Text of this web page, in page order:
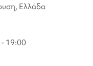
Ελλάδα
19:00